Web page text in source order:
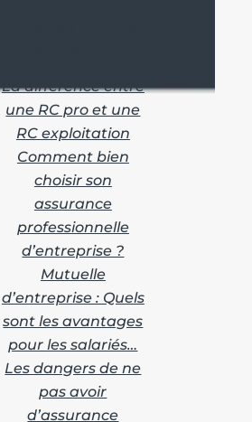
La différence entre
une RC pro et une
RC exploitation
Comment bien
choisir son
assurance
professionnelle
d’entreprise ?
Mutuelle
d’entreprise : Quels
sont les avantages
pour les salariés…
Les dangers de ne
pas avoir
d’assurance